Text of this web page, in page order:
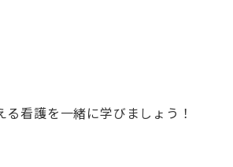
看護を一緒に学びましょう！